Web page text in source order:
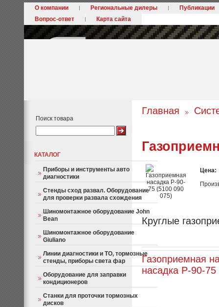
О компании Региональные дилеры
Публикации
Вопрос-ответ
Карта сайта
Поиск товара
КАТАЛОГ
Приборы и инструменты авто
диагностики
Стенды сход развал. Оборудование
для проверки развала схождения
Шиномонтажное оборудование John
Bean
Шиномонтажное оборудование
Giuliano
Линии диагностики и ТО, тормозные
стенды, приборы света фар
Оборудование для заправки
кондиционеров
Станки для проточки тормозных
дисков
Главная
Цена:
Круглые
Газоприемная
насадка P-90-